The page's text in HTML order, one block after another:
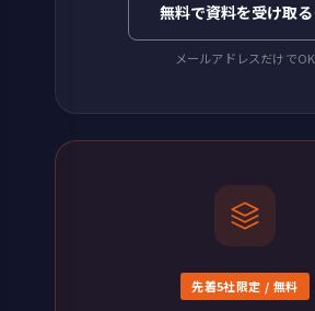
無料で資料を受け取る
メールアドレスだけでOK
先着5社限定 / 無料